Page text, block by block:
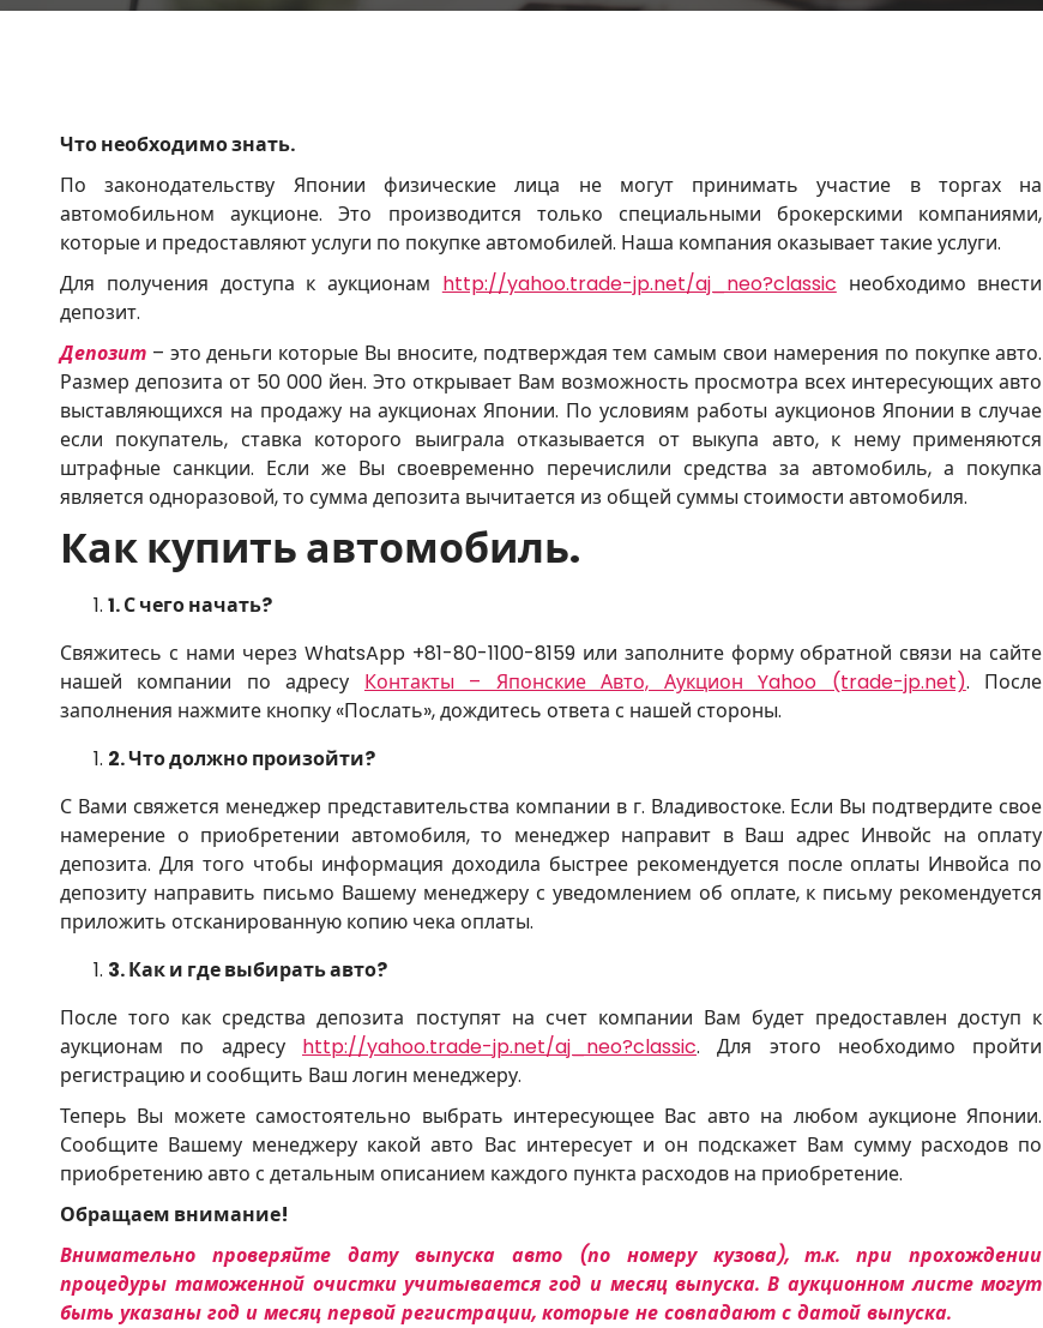
Что необходимо знать.
По законодательству Японии физические лица не могут принимать участие в торгах на
автомобильном аукционе. Это производится только специальными брокерскими компаниями,
которые и предоставляют услуги по покупке автомобилей. Наша компания оказывает такие услуги.
Для получения доступа к аукционам http://yahoo.trade-jp.net/aj_neo?classic необходимо внести
депозит.
Депозит – это деньги которые Вы вносите, подтверждая тем самым свои намерения по покупке авто.
Размер депозита от 50 000 йен. Это открывает Вам возможность просмотра всех интересующих авто
выставляющихся на продажу на аукционах Японии. По условиям работы аукционов Японии в случае
если покупатель, ставка которого выиграла отказывается от выкупа авто, к нему применяются
штрафные санкции. Если же Вы своевременно перечислили средства за автомобиль, а покупка
является одноразовой, то сумма депозита вычитается из общей суммы стоимости автомобиля.
Как купить автомобиль.
1.С чего начать?
Свяжитесь с нами через WhatsApp +81-80-1100-8159 или заполните форму обратной связи на сайте
нашей компании по адресу Контакты – Японские Авто, Аукцион Yahoo (trade-jp.net). После
заполнения нажмите кнопку «Послать», дождитесь ответа с нашей стороны.
2.Что должно произойти?
С Вами свяжется менеджер представительства компании в г. Владивостоке. Если Вы подтвердите свое
намерение о приобретении автомобиля, то менеджер направит в Ваш адрес Инвойс на оплату
депозита. Для того чтобы информация доходила быстрее рекомендуется после оплаты Инвойса по
депозиту направить письмо Вашему менеджеру с уведомлением об оплате, к письму рекомендуется
приложить отсканированную копию чека оплаты.
3.Как и где выбирать авто?
После того как средства депозита поступят на счет компании Вам будет предоставлен доступ к
аукционам по адресу http://yahoo.trade-jp.net/aj_neo?classic. Для этого необходимо пройти
регистрацию и сообщить Ваш логин менеджеру.
Теперь Вы можете самостоятельно выбрать интересующее Вас авто на любом аукционе Японии.
Сообщите Вашему менеджеру какой авто Вас интересует и он подскажет Вам сумму расходов по
приобретению авто с детальным описанием каждого пункта расходов на приобретение.
Обращаем внимание!
Внимательно проверяйте дату выпуска авто (по номеру кузова), т.к. при прохождении
процедуры таможенной очистки учитывается год и месяц выпуска. В аукционном листе могут
быть указаны год и месяц первой регистрации, которые не совпадают с датой выпуска.